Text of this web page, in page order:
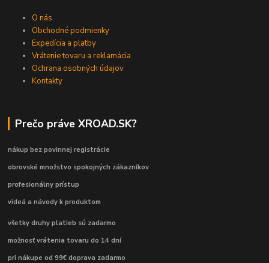
O nás
Obchodné podmienky
Expedícia a platby
Vrátenie tovaru a reklamácia
Ochrana osobných údajov
Kontakty
Prečo práve XROAD.SK?
nákup bez povinnej registrácie
obrovské množstvo spokojných zákazníkov
profesionálny prístup
videá a návody k produktom
všetky druhy platieb sú zadarmo
možnosť vrátenia tovaru do 14 dní
pri nákupe od 99€ doprava zadarmo